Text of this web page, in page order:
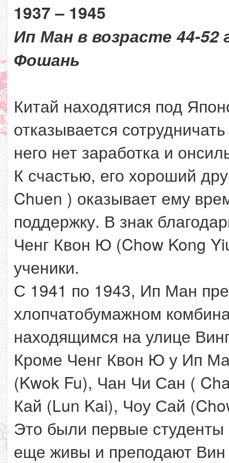
1937 – 1945
Ип Ман в возрасте 44-52
Фошань
Китай находятися под
отказывается
него нет заработка и
К счастью, его хороший
Chuen ) оказывает ему
поддержку. В знак
Ченг Квон Ю (Chow Kong
ученики.
С 1941 по 1943, Ип Ман
хлопчатобумажном
находящимся на улице
Кроме Ченг Квон Ю у Ип
(Kwok Fu), Чан Чи Сан (
Кай (Lun Kai), Чоу Сай
Это были первые
еще живы и преподают